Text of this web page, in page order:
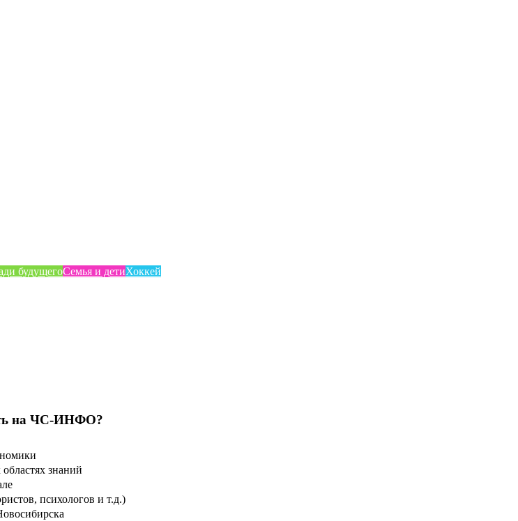
будущегоСемья и детиХоккей
на ЧС-ИНФО?
знаний
психологов и т.д.)